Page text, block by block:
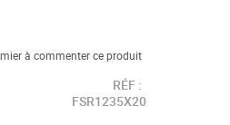
à commenter ce produit
RÉF :
FSR1235X20